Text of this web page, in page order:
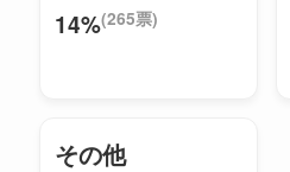
14%(265票)
その他